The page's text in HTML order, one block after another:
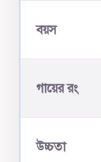
বয়স
গায়ের রং
উচ্চতা